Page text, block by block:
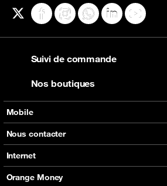
X FacebookInstagramWhatsApp
LinkedInYouTube
Mobile
Nos offres
Nos produits
Assistance
Nous contacter
Tous les contacts
En boutique
Internet
Nos offres
Orange Money
Suivi de commande
Nos boutiques